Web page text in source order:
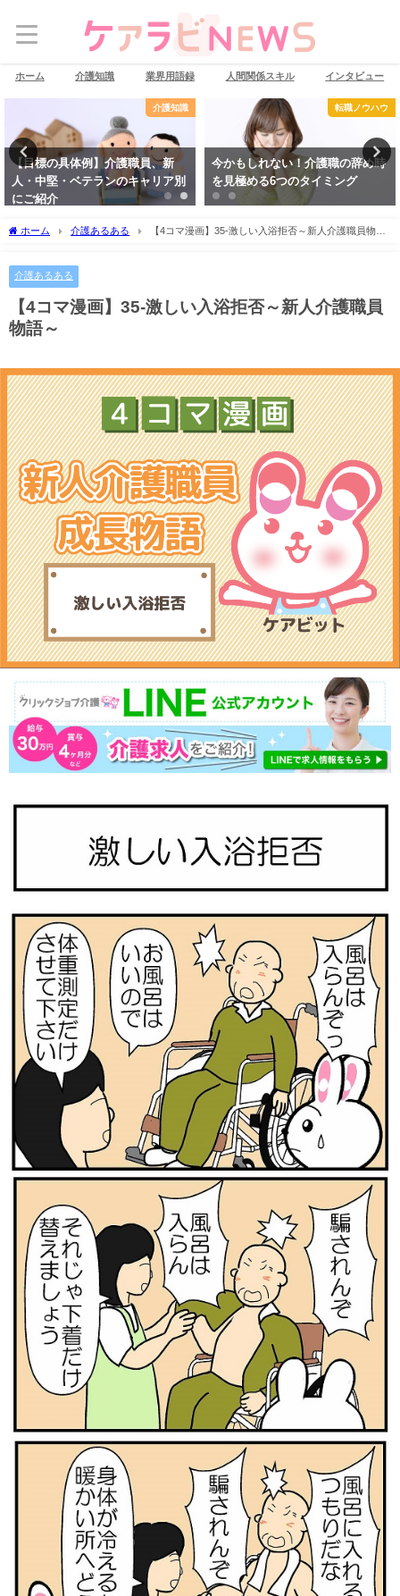
ホーム 介護知識 業界用語録 人間関係スキル インタビュー
介護知識
【目標の具体例】介護職員、新
人・中堅・ベテランのキャリア別
にご紹介
転職ノウハウ
今かもしれない！介護職の辞め時
を見極める6つのタイミング
ホーム 介護あるある
【4コマ漫画】35-激しい入浴拒否～新人介護職員物語
介護あるある
【4コマ漫画】35-激しい入浴拒否～新人介護職員
物語～